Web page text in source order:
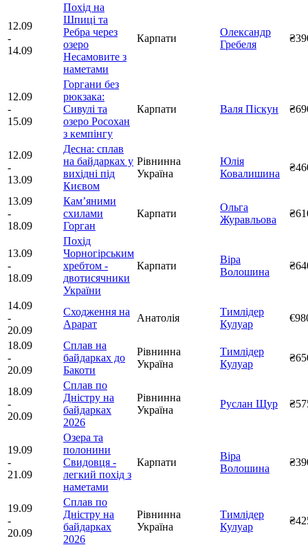
12.09
-
14.09
Похід на
Шпиці та
Ребра через
озеро
Несамовите з
наметами
Карпати
Олександр
Гребеля
12.09
-
15.09
Горгани без
рюкзака:
Сивулі та
озеро Росохан
з кемпінгу
Карпати Валя Піскун
12.09
-
13.09
Десна: сплав
на байдарках у
вихідні під
Києвом
Рівнинна
Україна
Юлія
Ковалишина
13.09
-
18.09
Камʼяними
схилами
Горган
Карпати
Ольга
Журавльова
13.09
-
18.09
Похід
Чорногірським
хребтом -
двотисячники
України
Карпати
Віра
Волошина
14.09
-
20.09
Сходження на
Арарат
Анатолія
Тимлідер
Кулуар
18.09
-
20.09
Сплав на
байдарках до
Бакоти
Рівнинна
Україна
Тимлідер
Кулуар
18.09
-
20.09
Сплав по
Дністру на
байдарках
2026
Рівнинна
Україна
Руслан Щур
19.09
-
21.09
Озера та
полонини
Свидовця -
легкий похід з
наметами
Карпати
Віра
Волошина
19.09
-
20.09
Сплав по
Дністру на
байдарках
2026
Рівнинна
Україна
Тимлідер
Кулуар